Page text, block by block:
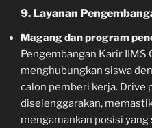
9. Layanan
Magang dan program
Pengembangan Karir IIMS
menghubungkan siswa
calon pemberi kerja. Drive
diselenggarakan,
mengamankan posisi